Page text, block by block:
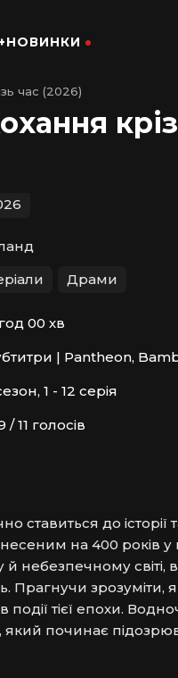
НОВИНКИ
час (2026)
Драми
00 хв
| Pantheon,
1 - 12 серія
/ 11 голосів
ставиться до історії
на 400 років
небезпечному світі,
Прагнучи
тієї епохи.
починає